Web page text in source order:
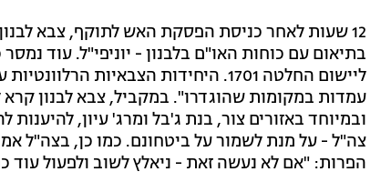
12 שעות לאחר כניסת הפסקת האש לתוקף, צבא
בתיאום עם כוחות האו"ם בלבנון - יוניפי"ל. עוד
ליישום החלטה 1701. היחידות הצבאיות
עמדות במקומות שהוגדרו". במקביל, צבא לבנון קרא
ובמיוחד באזורים צור, בנת ג'בל ומרג' עיון,
צה"ל - על מנת לשמור על ביטחונם. כמו כן, בצה"ל
הפרות: "אם לא נעשה זאת - ניאלץ לשוב ולפעול עוד